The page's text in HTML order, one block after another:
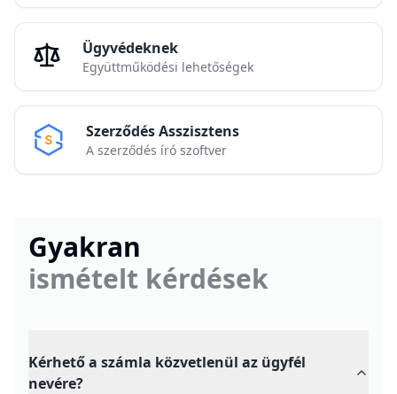
Ügyvédeknek
Együttműködési lehetőségek
Szerződés Asszisztens
A szerződés író szoftver
Gyakran
ismételt kérdések
Kérhető a számla közvetlenül az ügyfél
nevére?